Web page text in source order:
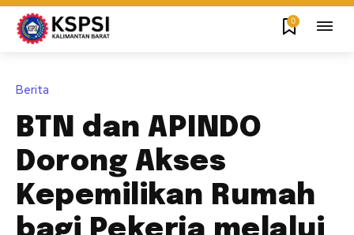
0
Berita
BTN dan APINDO
Dorong Akses
Kepemilikan Rumah